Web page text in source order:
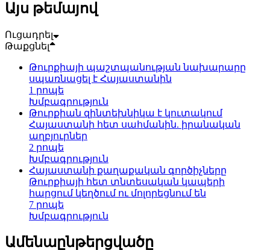
Այս թեմայով
Ուցադրել
Թաքցնել
Թուրքիայի պաշտպանության նախարարը
սպառնացել է Հայաստանին
1 րոպե
Խմբագրություն
Թուրքիան զինտեխնիկա է կուտակում
Հայաստանի հետ սահմանին. իրանական
աղբյուրներ
2 րոպե
Խմբագրություն
Հայաստանի քաղաքական գործիչները
Թուրքիայի հետ տնտեսական կապերի
հարցում կեղծում ու մոլորեցնում են
7 րոպե
Խմբագրություն
Ամենաընթերցվածը